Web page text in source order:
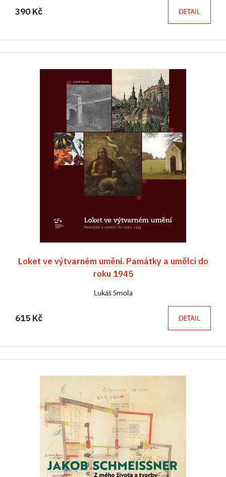
390 Kč DETAIL
Loket ve výtvarném umění. Památky a umělci do
roku 1945
Lukáš Smola
615 Kč DETAIL